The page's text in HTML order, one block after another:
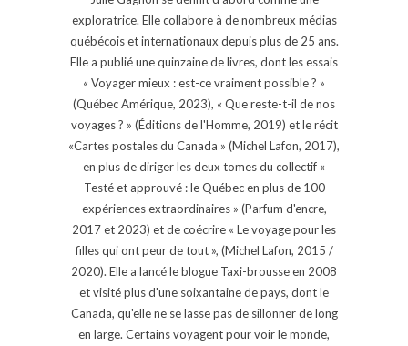
exploratrice. Elle collabore à de nombreux médias
québécois et internationaux depuis plus de 25 ans.
Elle a publié une quinzaine de livres, dont les essais
« Voyager mieux : est-ce vraiment possible ? »
(Québec Amérique, 2023), « Que reste-t-il de nos
voyages ? » (Éditions de l'Homme, 2019) et le récit
«Cartes postales du Canada » (Michel Lafon, 2017),
en plus de diriger les deux tomes du collectif «
Testé et approuvé : le Québec en plus de 100
expériences extraordinaires » (Parfum d'encre,
2017 et 2023) et de coécrire « Le voyage pour les
filles qui ont peur de tout », (Michel Lafon, 2015 /
2020). Elle a lancé le blogue Taxi-brousse en 2008
et visité plus d'une soixantaine de pays, dont le
Canada, qu'elle ne se lasse pas de sillonner de long
en large. Certains voyagent pour voir le monde,